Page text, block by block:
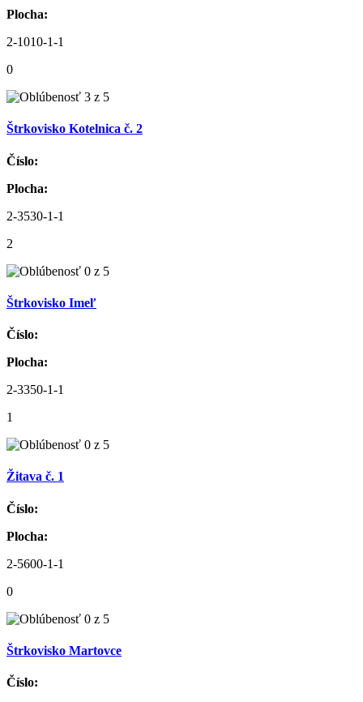
Plocha:
2-1010-1-1
0
Štrkovisko Kotelnica č. 2
Číslo:
Plocha:
2-3530-1-1
2
Štrkovisko Imeľ
Číslo:
Plocha:
2-3350-1-1
1
Žitava č. 1
Číslo:
Plocha:
2-5600-1-1
0
Štrkovisko Martovce
Číslo: